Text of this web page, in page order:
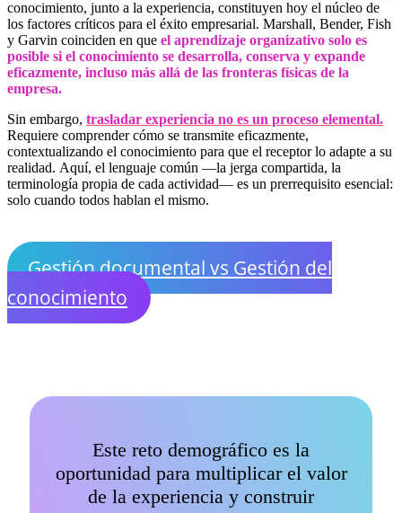
conocimiento, junto a la experiencia, constituyen hoy el núcleo de
los factores críticos para el éxito empresarial. Marshall, Bender, Fish
y Garvin coinciden en que el aprendizaje organizativo solo es
posible si el conocimiento se desarrolla, conserva y expande
eficazmente, incluso más allá de las fronteras físicas de la
empresa.
Sin embargo, trasladar experiencia no es un proceso elemental.
Requiere comprender cómo se transmite eficazmente,
contextualizando el conocimiento para que el receptor lo adapte a su
realidad. Aquí, el lenguaje común —la jerga compartida, la
terminología propia de cada actividad— es un prerrequisito esencial:
solo cuando todos hablan el mismo.
Gestión documental vs Gestión del
conocimiento
Este reto demográfico es la
oportunidad para multiplicar el valor
de la experiencia y construir